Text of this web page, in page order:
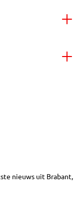
nieuws uit Brabant,